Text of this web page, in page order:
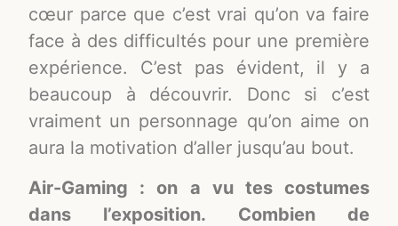
cœur parce que c’est vrai qu’on va faire
face à des difficultés pour une première
expérience. C’est pas évident, il y a
beaucoup à découvrir. Donc si c’est
vraiment un personnage qu’on aime on
aura la motivation d’aller jusqu’au bout.
Air-Gaming : on a vu tes costumes
dans l’exposition. Combien de